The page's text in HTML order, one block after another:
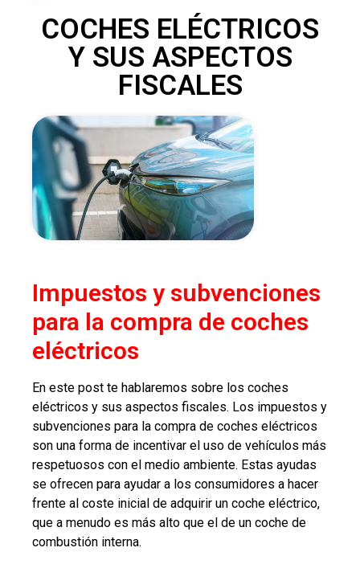
COCHES ELÉCTRICOS
Y SUS ASPECTOS
FISCALES
Impuestos y subvenciones
para la compra de coches
eléctricos
En este post te hablaremos sobre los coches
eléctricos y sus aspectos fiscales. Los impuestos y
subvenciones para la compra de coches eléctricos
son una forma de incentivar el uso de vehículos más
respetuosos con el medio ambiente. Estas ayudas
se ofrecen para ayudar a los consumidores a hacer
frente al coste inicial de adquirir un coche eléctrico,
que a menudo es más alto que el de un coche de
combustión interna.